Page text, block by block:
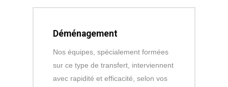
Déménagement
Nos équipes, spécialement formées
sur ce type de transfert, interviennent
avec rapidité et efficacité, selon vos